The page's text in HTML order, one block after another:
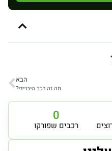
הבא
מה זה רכב היברידי?
רכבים שפורקו
0